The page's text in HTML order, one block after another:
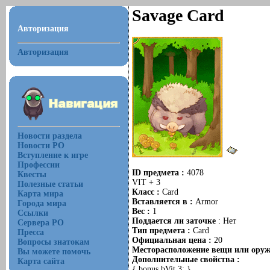
Авторизация
Авторизация
Новости раздела
Новости РО
Вступление к игре
Профессии
Квесты
Полезные статьи
Карта мира
Города мира
Ссылки
Сервера РО
Пресса
Вопросы знатокам
Вы можете помочь
Карта сайта
Savage Card
ID предмета :4078
VIT + 3
Класс :Card
Вставляется в : Armor
Вес : 1
Поддается ли заточке : Нет
Тип предмета :Card
Официальная цена : 20
Месторасположение вещи или
Дополнительные свойства :